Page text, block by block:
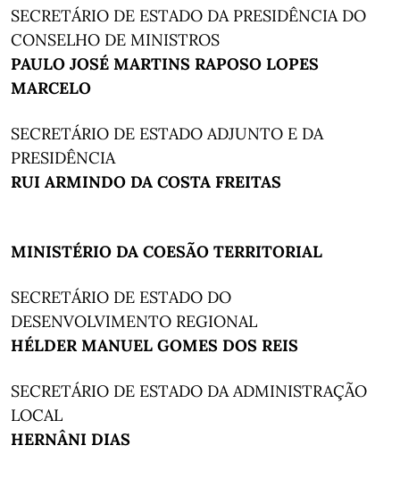
SECRETÁRIO DE ESTADO DA PRESIDÊNCIA DO
CONSELHO DE MINISTROS
PAULO JOSÉ MARTINS RAPOSO LOPES
MARCELO
SECRETÁRIO DE ESTADO ADJUNTO E DA
PRESIDÊNCIA
RUI ARMINDO DA COSTA FREITAS
MINISTÉRIO DA COESÃO TERRITORIAL
SECRETÁRIO DE ESTADO DO
DESENVOLVIMENTO REGIONAL
HÉLDER MANUEL GOMES DOS REIS
SECRETÁRIO DE ESTADO DA ADMINISTRAÇÃO
LOCAL
HERNÂNI DIAS